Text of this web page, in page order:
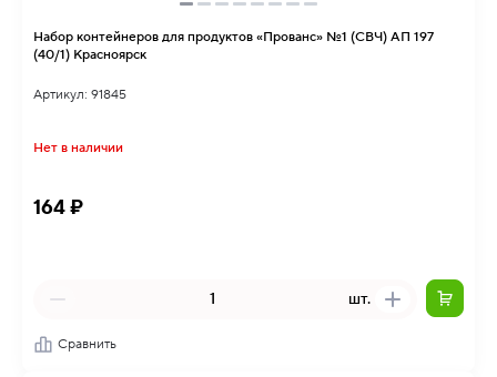
Набор контейнеров для продуктов «Прованс» №1 (СВЧ) АП 197
(40/1) Красноярск
Артикул: 91845
Нет в наличии
164 ₽
шт.
Сравнить